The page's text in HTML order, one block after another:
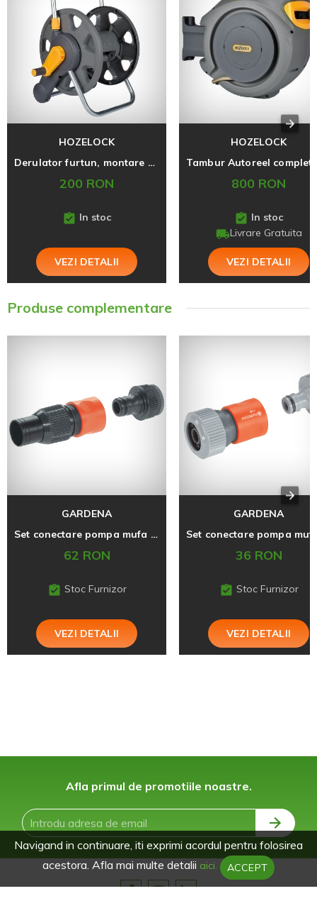
HOZELOCK
Derulator furtun, montare si pe perete, capacitate 60m
200 RON
In stoc
VEZI DETALII
HOZELOCK
800 RON
In stoc
Livrare Gratuita
VEZI DETALII
Produse complementare
GARDENA
Set conectare pompa mufa 3/4" + stut 1" PROFI
62 RON
Stoc Furnizor
VEZI DETALII
GARDENA
36 RON
Stoc Furnizor
VEZI DETALII
Afla primul de promotiile noastre.
Navigand in continuare, iti exprimi acordul pentru folosirea
acestora. Afla mai multe detalii aici. ACCEPT